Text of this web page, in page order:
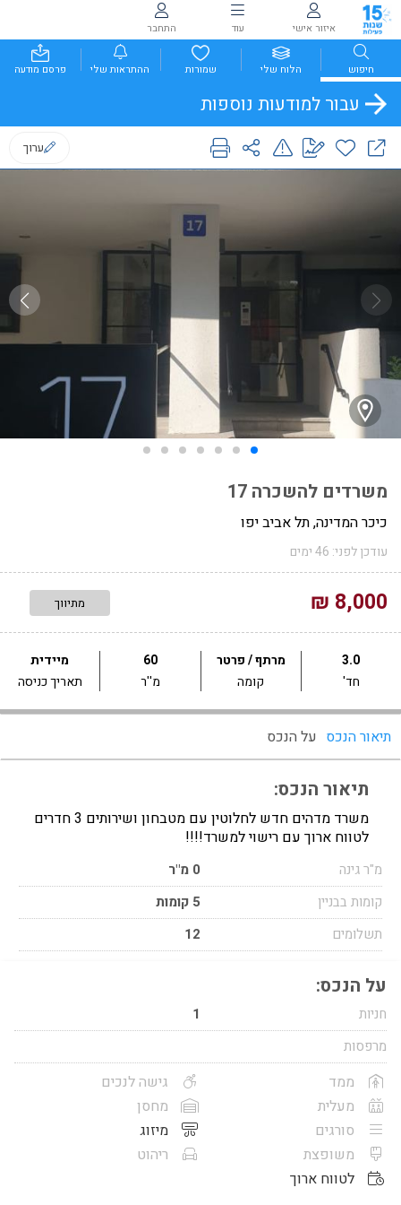
איזור אישי עוד התחבר
חיפוש הלוח שלי שמורות ההתראות שלי פרסם מודעה
עבור למודעות נוספות
ערוך
משרדים להשכרה 17
כיכר המדינה, תל אביב יפו
עודכן לפני: 46 ימים
8,000 ₪ מתיווך
3.0
חד'
מרתף / פרטר
קומה
60
מ''ר
מיידית
תאריך כניסה
תיאור הנכס על הנכס
תיאור הנכס:
משרד מדהים חדש לחלוטין עם מטבחון ושירותים 3 חדרים
לטווח ארוך עם רישוי למשרד!!!!
מ"ר גינה
0 מ"ר
קומות בבניין
5 קומות
תשלומים
12
על הנכס:
חניות
1
מרפסות
ממד
מעלית
סורגים
משופצת
לטווח ארוך
גישה לנכים
מחסן
מיזוג
ריהוט